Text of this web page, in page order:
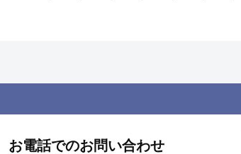
お電話でのお問い合わせ